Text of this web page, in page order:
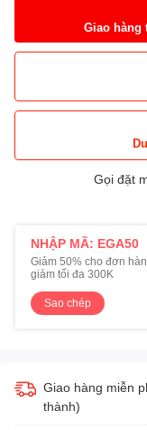
Giao hàng
Gọi đặt
NHẬP MÃ: EGA50
Giảm 50% cho đơn
giảm tối đa 300K
Sao chép
Giao hàng miễn
thành)